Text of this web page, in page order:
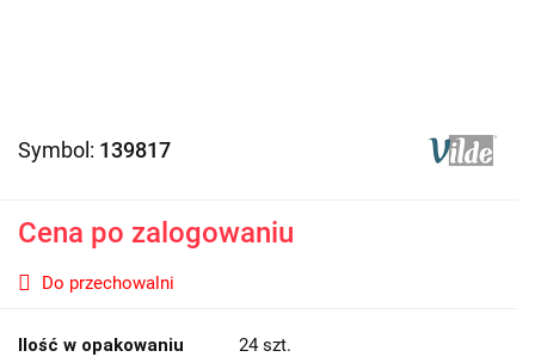
Symbol: 139817
Cena po zalogowaniu
Do przechowalni
Ilość w opakowaniu 24 szt.